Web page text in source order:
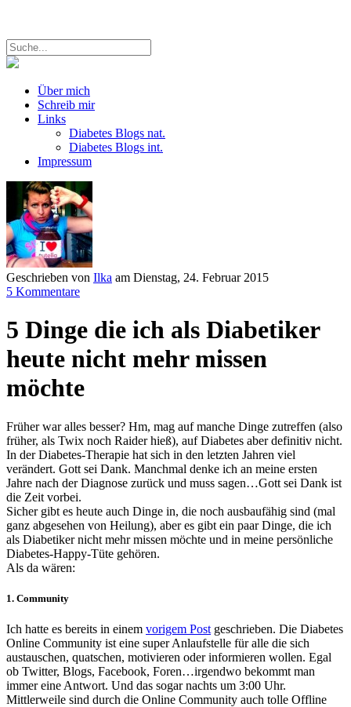
Über mich
Schreib mir
Links
Diabetes Blogs nat.
Diabetes Blogs int.
Impressum
Geschrieben von Ilka am Dienstag, 24. Februar 2015
5 Kommentare
5 Dinge die ich als Diabetiker
heute nicht mehr missen
möchte
Früher war alles besser? Hm, mag auf manche Dinge zutreffen (also
früher, als Twix noch Raider hieß), auf Diabetes aber definitiv nicht.
In der Diabetes-Therapie hat sich in den letzten Jahren viel
verändert. Gott sei Dank. Manchmal denke ich an meine ersten
Jahre nach der Diagnose zurück und muss sagen…Gott sei Dank ist
die Zeit vorbei.
Sicher gibt es heute auch Dinge in, die noch ausbaufähig sind (mal
ganz abgesehen von Heilung), aber es gibt ein paar Dinge, die ich
als Diabetiker nicht mehr missen möchte und in meine persönliche
Diabetes-Happy-Tüte gehören.
Als da wären:
1. Community
Ich hatte es bereits in einem vorigem Post geschrieben. Die Diabetes
Online Community ist eine super Anlaufstelle für alle die sich
austauschen, quatschen, motivieren oder informieren wollen. Egal
ob Twitter, Blogs, Facebook, Foren…irgendwo bekommt man
immer eine Antwort. Und das sogar nachts um 3:00 Uhr.
Mittlerweile sind durch die Online Community auch tolle Offline